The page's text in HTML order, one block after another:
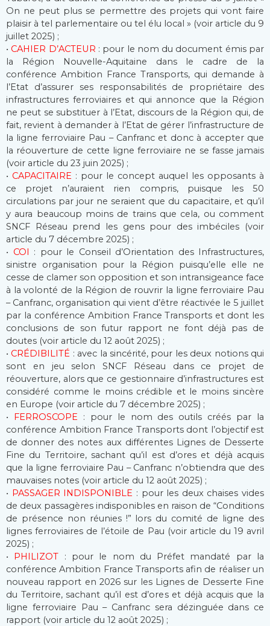
On ne peut plus se permettre des projets qui vont faire
plaisir à tel parlementaire ou tel élu local » (voir article du 9
juillet 2025) ;
• CAHIER D’ACTEUR : pour le nom du document émis par
la Région Nouvelle-Aquitaine dans le cadre de la
conférence Ambition France Transports, qui demande à
l’Etat d’assurer ses responsabilités de propriétaire des
infrastructures ferroviaires et qui annonce que la Région
ne peut se substituer à l’Etat, discours de la Région qui, de
fait, revient à demander à l’Etat de gérer l’infrastructure de
la ligne ferroviaire Pau – Canfranc et donc à accepter que
la réouverture de cette ligne ferroviaire ne se fasse jamais
(voir article du 23 juin 2025) ;
• CAPACITAIRE : pour le concept auquel les opposants à
ce projet n’auraient rien compris, puisque les 50
circulations par jour ne seraient que du capacitaire, et qu’il
y aura beaucoup moins de trains que cela, ou comment
SNCF Réseau prend les gens pour des imbéciles (voir
article du 7 décembre 2025) ;
• COI : pour le Conseil d’Orientation des Infrastructures,
sinistre organisation pour la Région puisqu’elle elle ne
cesse de clamer son opposition et son intransigeance face
à la volonté de la Région de rouvrir la ligne ferroviaire Pau
– Canfranc, organisation qui vient d’être réactivée le 5 juillet
par la conférence Ambition France Transports et dont les
conclusions de son futur rapport ne font déjà pas de
doutes (voir article du 12 août 2025) ;
• CRÉDIBILITÉ : avec la sincérité, pour les deux notions qui
sont en jeu selon SNCF Réseau dans ce projet de
réouverture, alors que ce gestionnaire d’infrastructures est
considéré comme le moins crédible et le moins sincère
en Europe (voir article du 7 décembre 2025) ;
• FERROSCOPE : pour le nom des outils créés par la
conférence Ambition France Transports dont l’objectif est
de donner des notes aux différentes Lignes de Desserte
Fine du Territoire, sachant qu’il est d’ores et déjà acquis
que la ligne ferroviaire Pau – Canfranc n’obtiendra que des
mauvaises notes (voir article du 12 août 2025) ;
• PASSAGER INDISPONIBLE : pour les deux chaises vides
de deux passagères indisponibles en raison de “Conditions
de présence non réunies !” lors du comité de ligne des
lignes ferroviaires de l’étoile de Pau (voir article du 19 avril
2025) ;
• PHILIZOT : pour le nom du Préfet mandaté par la
conférence Ambition France Transports afin de réaliser un
nouveau rapport en 2026 sur les Lignes de Desserte Fine
du Territoire, sachant qu’il est d’ores et déjà acquis que la
ligne ferroviaire Pau – Canfranc sera dézinguée dans ce
rapport (voir article du 12 août 2025) ;